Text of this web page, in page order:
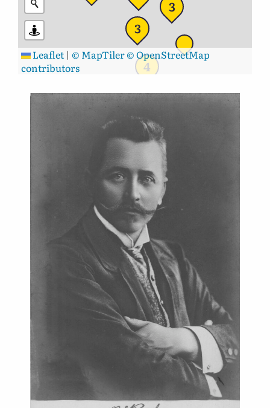
3
4
3
Leaflet | © MapTiler© OpenStreetMap
contributors